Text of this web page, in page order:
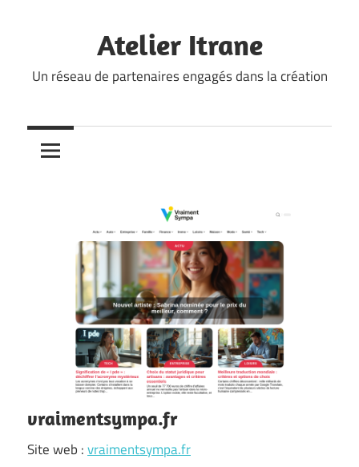
Atelier Itrane
Un réseau de partenaires engagés dans la création
vraimentsympa.fr
Site web :vraimentsympa.fr